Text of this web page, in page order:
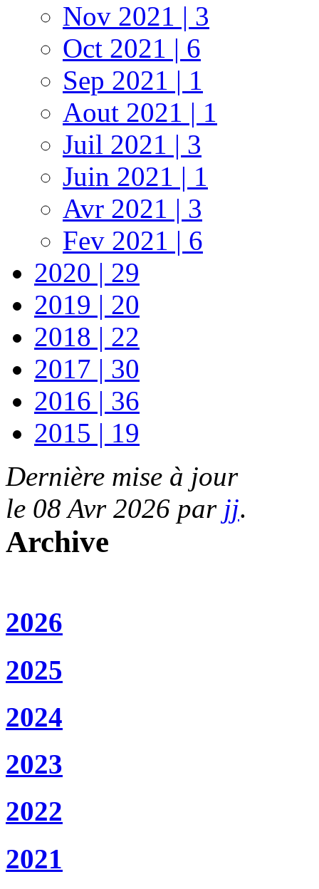
Nov 2021 | 3
Oct 2021 | 6
Sep 2021 | 1
Aout 2021 | 1
Juil 2021 | 3
Juin 2021 | 1
Avr 2021 | 3
Fev 2021 | 6
2020 | 29
2019 | 20
2018 | 22
2017 | 30
2016 | 36
2015 | 19
Dernière mise à jour
le 08 Avr 2026 par jj.
Archive
2026
2025
2024
2023
2022
2021